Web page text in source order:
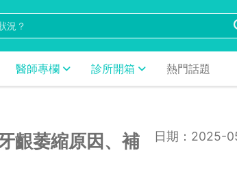
醫師專欄 診所開箱 熱門話題
齦萎縮原因、補
日期：2025-